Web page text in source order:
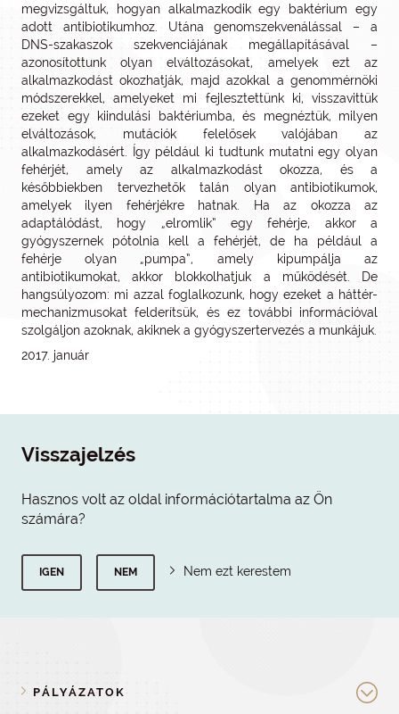
megvizsgáltuk, hogyan alkalmazkodik egy baktérium egy
adott antibiotikumhoz. Utána genomszekvenálással – a
DNS-szakaszok szekvenciájának megállapításával –
azonosítottunk olyan elváltozásokat, amelyek ezt az
alkalmazkodást okozhatják, majd azokkal a genommérnöki
módszerekkel, amelyeket mi fejlesztettünk ki, visszavittük
ezeket egy kiindulási baktériumba, és megnéztük, milyen
elváltozások, mutációk felelősek valójában az
alkalmazkodásért. Így például ki tudtunk mutatni egy olyan
fehérjét, amely az alkalmazkodást okozza, és a
későbbiekben tervezhetők talán olyan antibiotikumok,
amelyek ilyen fehérjékre hatnak. Ha az okozza az
adaptálódást, hogy „elromlik” egy fehérje, akkor a
gyógyszernek pótolnia kell a fehérjét, de ha például a
fehérje olyan „pumpa”, amely kipumpálja az
antibiotikumokat, akkor blokkolhatjuk a működését. De
hangsúlyozom: mi azzal foglalkozunk, hogy ezeket a háttér-
mechanizmusokat felderítsük, és ez további információval
szolgáljon azoknak, akiknek a gyógyszertervezés a munkájuk.
2017. január
Visszajelzés
Hasznos volt az oldal információtartalma az Ön
számára?
IGEN NEM Nem ezt kerestem
PÁLYÁZATOK